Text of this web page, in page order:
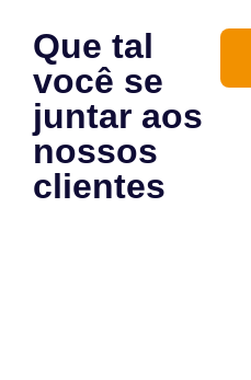
Que tal
você se
juntar aos
nossos
clientes